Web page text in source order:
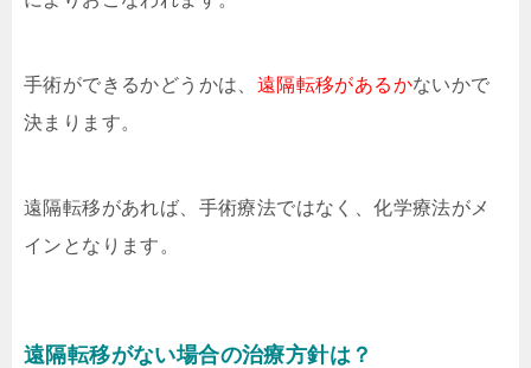
手術ができるかどうかは、 遠隔転移があるかないかで
決まります。
遠隔転移があれば、手術療法ではなく、化学療法がメ
インとなります。
遠隔転移がない場合の治療方針は？